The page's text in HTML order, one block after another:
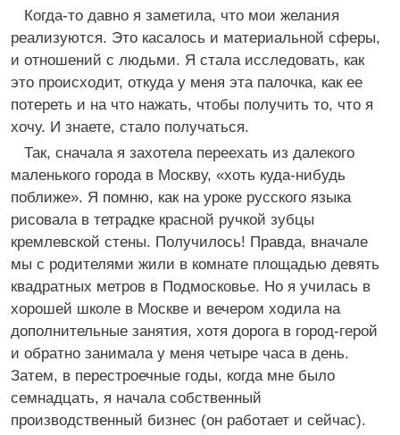
Когда-то давно я заметила, что мои желания
реализуются. Это касалось и материальной сферы,
и отношений с людьми. Я стала исследовать, как
это происходит, откуда у меня эта палочка, как ее
потереть и на что нажать, чтобы получить то, что я
хочу. И знаете, стало получаться.
Так, сначала я захотела переехать из далекого
маленького города в Москву, «хоть куда-нибудь
поближе». Я помню, как на уроке русского языка
рисовала в тетрадке красной ручкой зубцы
кремлевской стены. Получилось! Правда, вначале
мы с родителями жили в комнате площадью девять
квадратных метров в Подмосковье. Но я училась в
хорошей школе в Москве и вечером ходила на
дополнительные занятия, хотя дорога в город-герой
и обратно занимала у меня четыре часа в день.
Затем, в перестроечные годы, когда мне было
семнадцать, я начала собственный
производственный бизнес (он работает и сейчас).